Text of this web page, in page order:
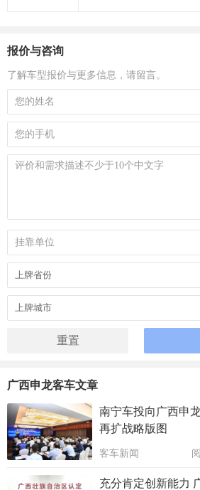
报价与咨询
了解车型报价与更多信息，请留言。
广西申龙客车文章
南宁车投向广西申
再扩战略版图
客车新闻
充分肯定创新能力